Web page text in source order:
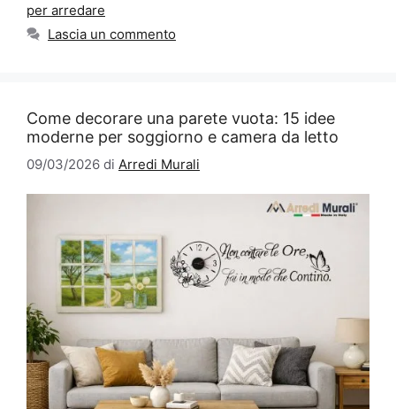
per arredare
Lascia un commento
Come decorare una parete vuota: 15 idee
moderne per soggiorno e camera da letto
09/03/2026 di Arredi Murali